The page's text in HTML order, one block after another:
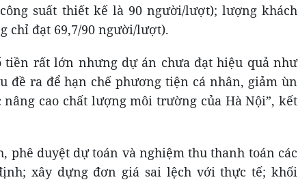
suất thiết kế là 90 người/lượt); lượng khách
chỉ đạt 69,7/90 người/lượt).
tiền rất lớn nhưng dự án chưa đạt hiệu quả như
đề ra để hạn chế phương tiện cá nhân, giảm ùn
cao chất lượng môi trường của Hà Nội”, kết
phê duyệt dự toán và nghiệm thu thanh toán các
xây dựng đơn giá sai lệch với thực tế; khối